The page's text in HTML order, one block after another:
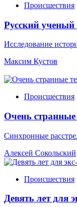
Происшествия
Русский
Исследование
Максим Кустов
Происшествия
Очень
Синхронные
Алексей Сокольский
Происшествия
Девять лет для